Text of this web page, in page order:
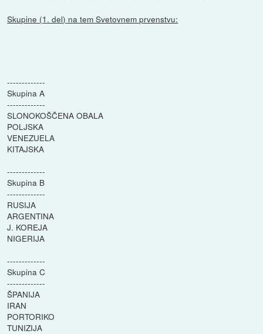
Skupine (1. del) na tem Svetovnem prvenstvu:
-------------
Skupina A
-------------
SLONOKOŠČENA OBALA
POLJSKA
VENEZUELA
KITAJSKA
-------------
Skupina B
-------------
RUSIJA
ARGENTINA
J. KOREJA
NIGERIJA
-------------
Skupina C
-------------
ŠPANIJA
IRAN
PORTORIKO
TUNIZIJA